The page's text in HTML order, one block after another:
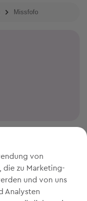
Missfofo
von
die zu Marketing-
und von uns
Analysten